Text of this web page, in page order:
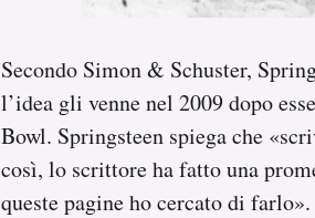
Secondo Simon & Schuster,
l’idea gli venne nel 2009 dopo
Bowl. Springsteen spiega che
così, lo scrittore ha fatto una
queste pagine ho cercato di